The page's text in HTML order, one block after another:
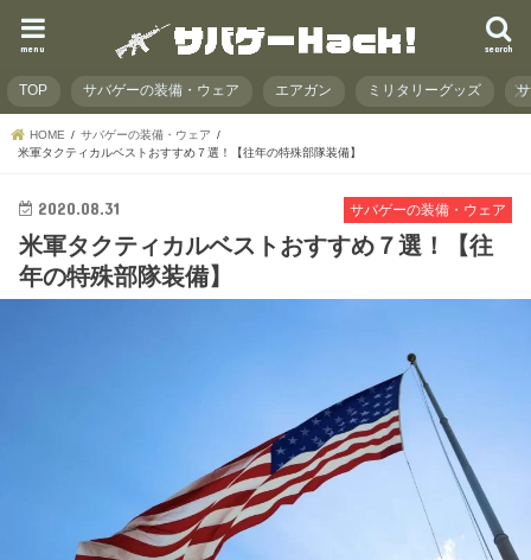
search
menu
TOP サバゲーの装備・ウェア エアガン ミリタリーグッズ
HOME
サバゲーの装備・ウェア
米軍タクティカルベストおすすめ７選！【往年の特殊部隊装備】
サバゲーの装備・ウェア
2020.08.31
米軍タクティカルベストおすすめ７選！【往
年の特殊部隊装備】